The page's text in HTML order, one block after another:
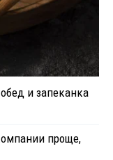
и запеканка
проще,